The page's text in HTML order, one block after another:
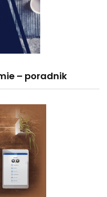
– poradnik